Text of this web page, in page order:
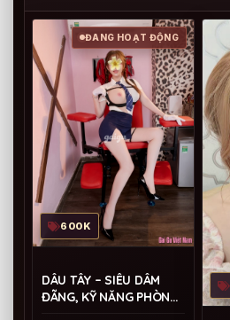
ĐANG HOẠT ĐỘNG
600K
DÂU TÂY – SIÊU DÂM
ĐÃNG, KỸ NĂNG PHÒNG